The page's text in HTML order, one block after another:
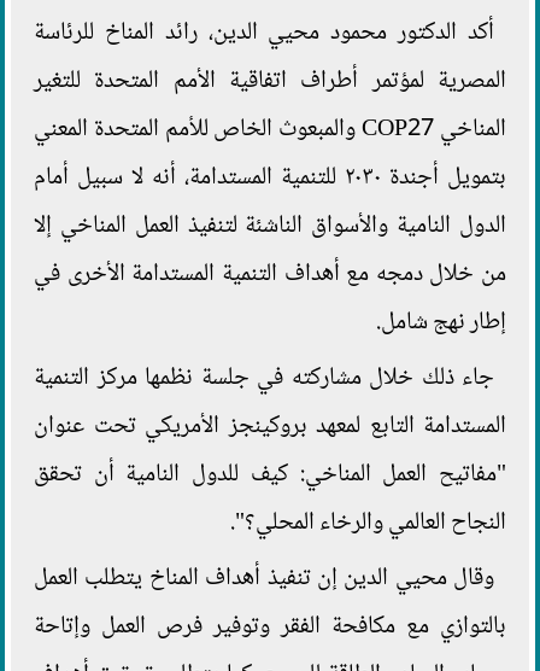
أكد الدكتور محمود محيي الدين، رائد المناخ للرئاسة
المصرية لمؤتمر أطراف اتفاقية الأمم المتحدة للتغير
المناخي COP27 والمبعوث الخاص للأمم المتحدة المعني
بتمويل أجندة ٢٠٣٠ للتنمية المستدامة، أنه لا سبيل أمام
الدول النامية والأسواق الناشئة لتنفيذ العمل المناخي إلا
من خلال دمجه مع أهداف التنمية المستدامة الأخرى في
إطار نهج شامل.
جاء ذلك خلال مشاركته في جلسة نظمها مركز التنمية
المستدامة التابع لمعهد بروكينجز الأمريكي تحت عنوان
"مفاتيح العمل المناخي: كيف للدول النامية أن تحقق
النجاح العالمي والرخاء المحلي؟".
وقال محيي الدين إن تنفيذ أهداف المناخ يتطلب العمل
بالتوازي مع مكافحة الفقر وتوفير فرص العمل وإتاحة